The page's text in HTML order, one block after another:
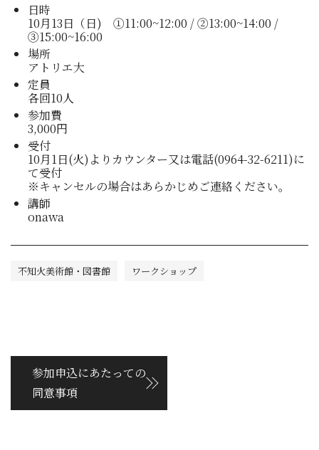
日時
10月13日（日) ①11:00~12:00 / ②13:00~14:00 /
③15:00~16:00
場所
アトリエ大
定員
各回10人
参加費
3,000円
受付
10月1日(火)よりカウンター又は電話(0964-32-6211)に
て受付
※キャンセルの場合はあらかじめご連絡ください。
講師
onawa
不知火美術館・図書館 ワークショップ
参加申込にあたっての
同意事項